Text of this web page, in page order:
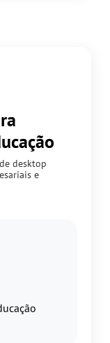
desktop
e